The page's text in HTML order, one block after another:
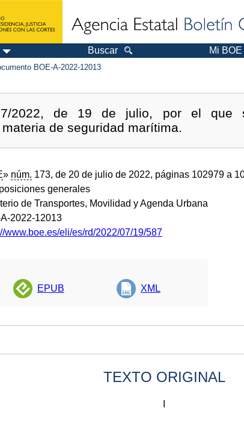
Buscar Mi BOE
BOE-A-2022-12013
2022, de 19 de julio, por el que
de seguridad marítima.
» núm. 173, de 20 de julio de 2022, páginas 102979 a
generales
de Transportes, Movilidad y Agenda Urbana
2022-12013
www.boe.es/eli/es/rd/2022/07/19/587
EPUB XML
TEXTO ORIGINAL